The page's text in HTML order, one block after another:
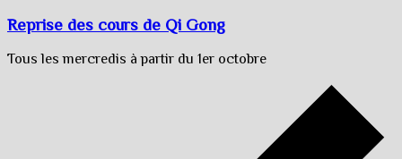
Reprise des cours de Qi Gong
Tous les mercredis à partir du 1er octobre